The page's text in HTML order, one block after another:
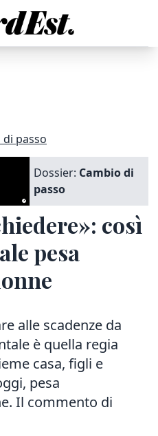
di passo
Dossier: Cambio di
passo
così
pesa
alle scadenze da
è quella regia
casa, figli e
pesa
Il commento di